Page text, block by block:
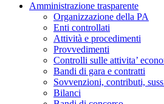
Amministrazione trasparente
Organizzazione della PA
Enti controllati
Attività e procedimenti
Provvedimenti
Controlli sulle attivita’
Bandi di gara e contratti
Sovvenzioni, contributi,
Bilanci